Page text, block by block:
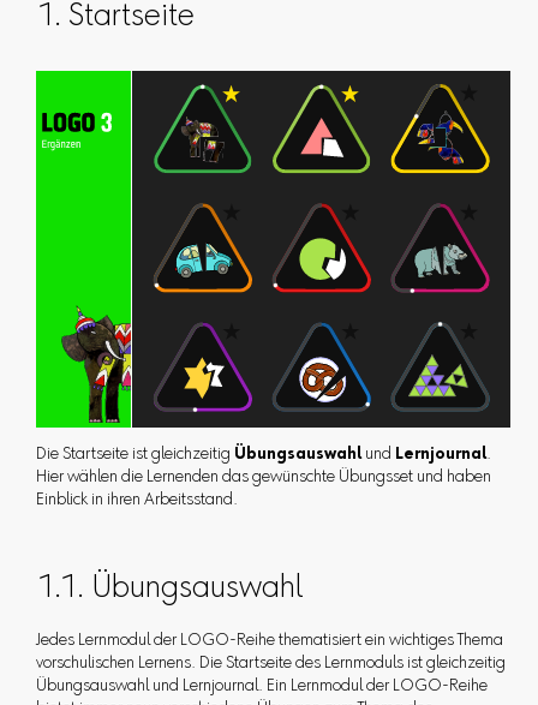
1. Startseite
Die Startseite ist gleichzeitig Übungsauswahlund Lernjournal.
Hier wählen die Lernenden das gewünschte Übungsset und haben
Einblick in ihren Arbeitsstand.
1.1. Übungsauswahl
Jedes Lernmodul der LOGO-Reihe thematisiert ein wichtiges Thema
vorschulischen Lernens. Die Startseite des Lernmoduls ist gleichzeitig
Übungsauswahl und Lernjournal. Ein Lernmodul der LOGO-Reihe